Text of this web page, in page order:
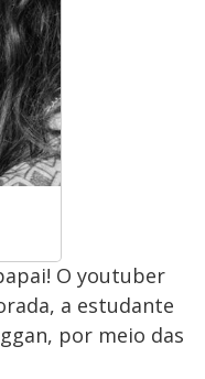
O youtuber
a estudante
por meio das